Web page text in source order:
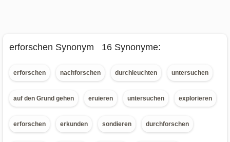
erforschen Synonym 16 Synonyme:
erforschen nachforschen durchleuchten untersuchen
auf den Grund gehen eruieren untersuchen explorieren
erforschen erkunden sondieren durchforschen